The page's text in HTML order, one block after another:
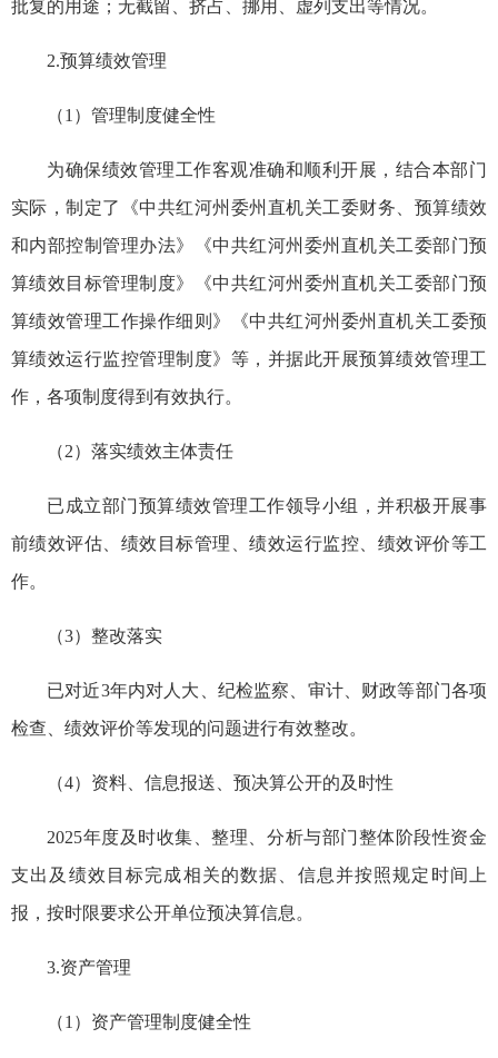
批复的用途；无截留、挤占、挪用、虚列支出等情况。
2.预算绩效管理
（1）管理制度健全性
为确保绩效管理工作客观准确和顺利开展，结合本部门
实际，制定了《中共红河州委州直机关工委财务、预算绩效
和内部控制管理办法》《中共红河州委州直机关工委部门预
算绩效目标管理制度》《中共红河州委州直机关工委部门预
算绩效管理工作操作细则》《中共红河州委州直机关工委预
算绩效运行监控管理制度》等，并据此开展预算绩效管理工
作，各项制度得到有效执行。
（2）落实绩效主体责任
已成立部门预算绩效管理工作领导小组，并积极开展事
前绩效评估、绩效目标管理、绩效运行监控、绩效评价等工
作。
（3）整改落实
已对近3年内对人大、纪检监察、审计、财政等部门各项
检查、绩效评价等发现的问题进行有效整改。
（4）资料、信息报送、预决算公开的及时性
2025年度及时收集、整理、分析与部门整体阶段性资金
支出及绩效目标完成相关的数据、信息并按照规定时间上
报，按时限要求公开单位预决算信息。
3.资产管理
（1）资产管理制度健全性